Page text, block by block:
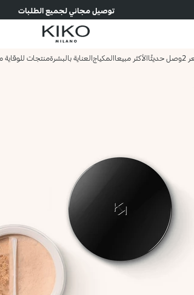
توصيل مجاني لجميع الطلبات
وصل حديثًاالأكثر مبيعاالمكياجالعناية بالبشرةمنتجات